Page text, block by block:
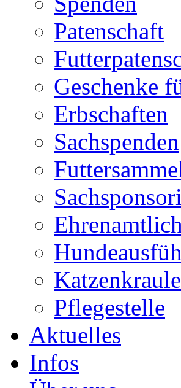
Patenschaft
Geschenke
Erbschaften
Sachspenden
Pflegestelle
Aktuelles
Infos